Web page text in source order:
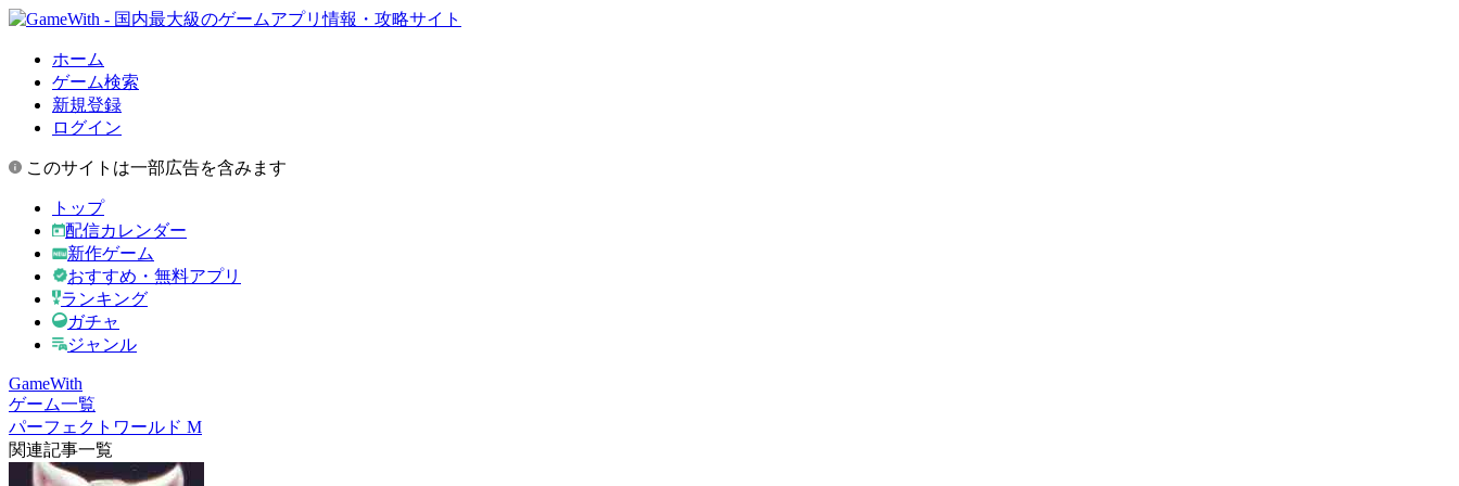
ホーム
ゲーム検索
新規登録
ログイン
このサイトは一部広告を含みます
トップ
配信カレンダー
新作ゲーム
おすすめ・無料アプリ
ランキング
ガチャ
ジャンル
GameWith
ゲーム一覧
パーフェクトワールド M
関連記事一覧